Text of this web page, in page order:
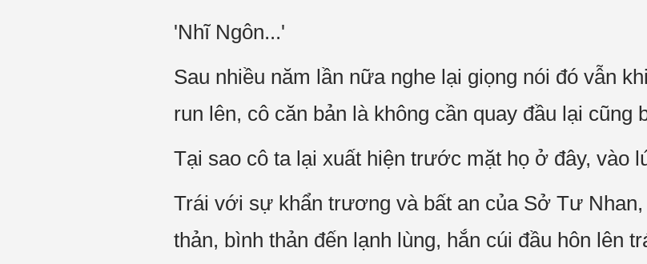
'Nhĩ Ngôn...'
Sau nhiều năm lần nữa nghe lại giọng nói đó vẫn
run lên, cô căn bản là không cần quay đầu lại cũng
Tại sao cô ta lại xuất hiện trước mặt họ ở đây, vào
Trái với sự khẩn trương và bất an của Sở Tư
thản, bình thản đến lạnh lùng, hắn cúi đầu hôn lên